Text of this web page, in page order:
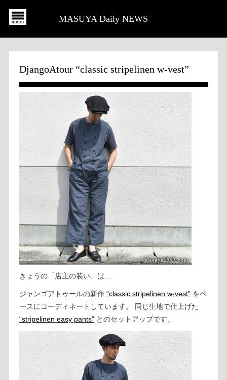
MASUYA Daily NEWS
DjangoAtour “classic stripelinen w-vest”
きょうの「店主の装い」は…
ジャンゴアトゥールの新作 “classic stripelinen w-vest”をベ
ースにコーディネートしています。 同じ生地で仕上げた
“stripelinen easy pants”とのセットアップです。